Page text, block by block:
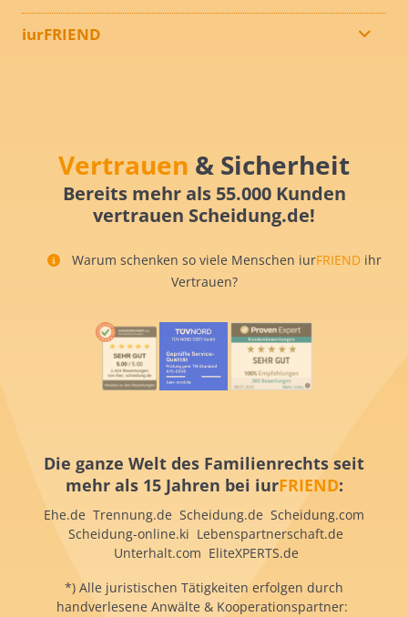
iurFRIEND
Vertrauen & Sicherheit
Bereits mehr als 55.000 Kunden
vertrauen Scheidung.de!
Warum schenken so viele Menschen iurFRIEND ihr
Vertrauen?
Die ganze Welt des Familienrechts seit
mehr als 15 Jahren bei iurFRIEND:
Ehe.de Trennung.de Scheidung.de Scheidung.com
Scheidung-online.ki Lebenspartnerschaft.de
Unterhalt.com EliteXPERTS.de
*) Alle juristischen Tätigkeiten erfolgen durch
handverlesene Anwälte & Kooperationspartner: